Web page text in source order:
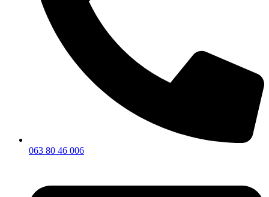
063 80 46 006